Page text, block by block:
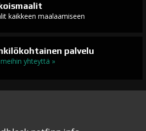
kaikkeen maalaamiseen
palvelu
yhteyttä »